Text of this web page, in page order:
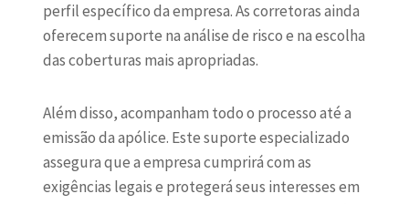
perfil específico da empresa. As corretoras ainda
oferecem suporte na análise de risco e na escolha
das coberturas mais apropriadas.
Além disso, acompanham todo o processo até a
emissão da apólice. Este suporte especializado
assegura que a empresa cumprirá com as
exigências legais e protegerá seus interesses em